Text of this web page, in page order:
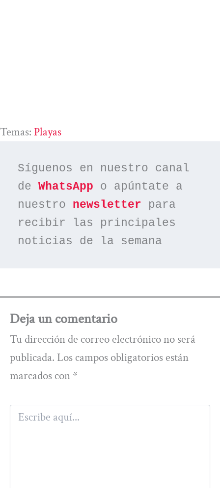
Temas: Playas
Síguenos en nuestro canal
de WhatsApp o apúntate a
nuestro newsletter para
recibir las principales
noticias de la semana
Deja un comentario
Tu dirección de correo electrónico no será
publicada. Los campos obligatorios están
marcados con *
Escribe
aquí...